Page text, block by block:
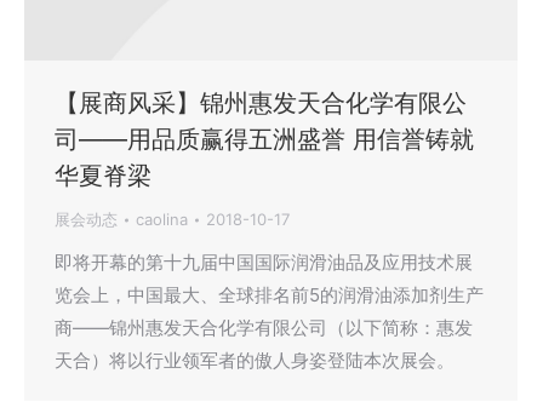
【展商风采】锦州惠发天合化学有限公
司——用品质赢得五洲盛誉 用信誉铸就
华夏脊梁
展会动态 caolina 2018-10-17
即将开幕的第十九届中国国际润滑油品及应用技术展
览会上，中国最大、全球排名前5的润滑油添加剂生产
商——锦州惠发天合化学有限公司（以下简称：惠发
天合）将以行业领军者的傲人身姿登陆本次展会。